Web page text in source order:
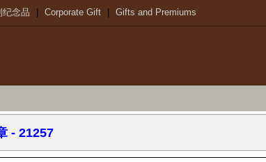
纪念品 Corporate Gift Gifts and Premiums
- 21257